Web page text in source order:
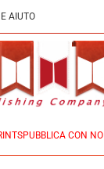
AIUTO
PUBBLICA CON NOI